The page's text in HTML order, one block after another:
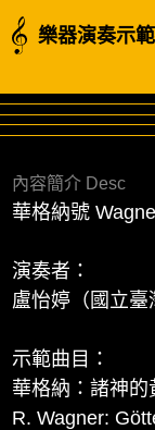
樂器演奏示
內容簡介 Desc
華格納號
演奏者：
盧怡婷（國立臺
示範曲目：
華格納：諸神的
R. Wagner: